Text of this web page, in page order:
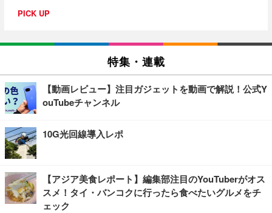
PICK UP
特集・連載
【動画レビュー】注目ガジェットを動画で解説！公式Y
ouTubeチャンネル
10G光回線導入レポ
【アジア美食レポート】編集部注目のYouTuberがオス
スメ！タイ・バンコクに行ったら食べたいグルメをチ
ェック